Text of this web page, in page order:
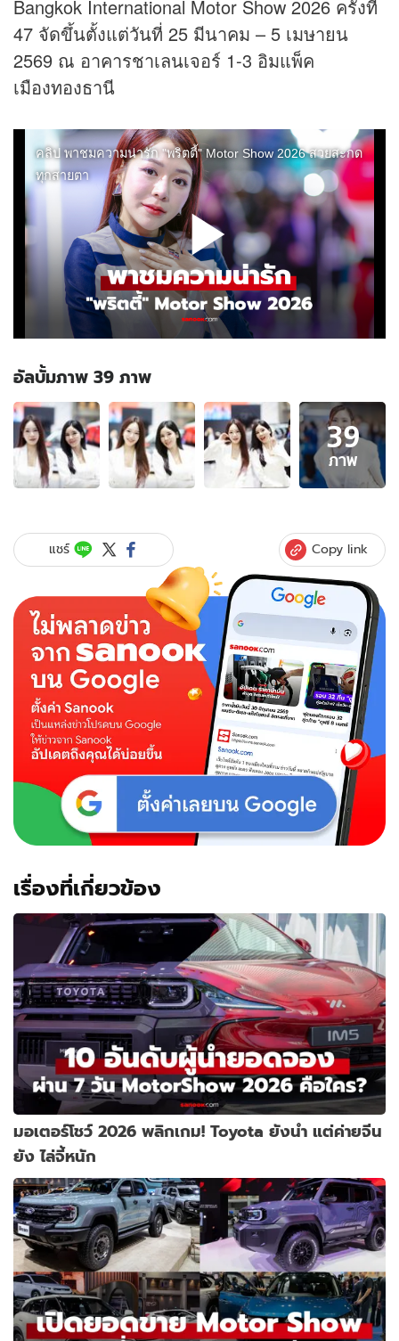
Bangkok International Motor Show 2026 ครั้งที่
47 จัดขึ้นตั้งแต่วันที่ 25 มีนาคม – 5 เมษายน
2569 ณ อาคารชาเลนเจอร์ 1-3 อิมแพ็ค
เมืองทองธานี
อัลบั้มภาพ 39 ภาพ
อัลบั้ม
ภาพ
39
ภาพ
ของ
พา
ชม
น่า
รัก
"พริต
Motor
Show
2026
สวย
สะกด
สายตา
39
ภาพ
แชร์ Copy link
เรื่องที่เกี่ยวข้อง
มอเตอร์โชว์ 2026 พลิกเกม! Toyota ยังนำ แต่ค่ายจีน
ยัง ไล่จี้หนัก